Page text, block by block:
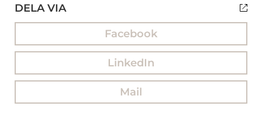
DELA VIA
Facebook
LinkedIn
Mail